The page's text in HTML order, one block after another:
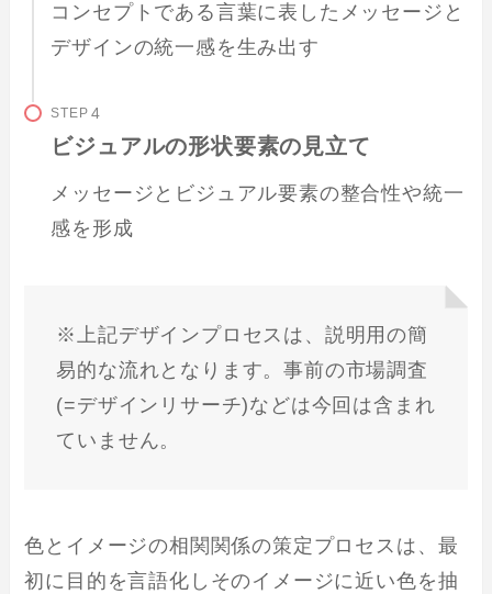
コンセプトである言葉に表したメッセージと
デザインの統一感を生み出す
STEP
ビジュアルの形状要素の見立て
メッセージとビジュアル要素の整合性や統一
感を形成
※上記デザインプロセスは、説明用の簡
易的な流れとなります。事前の市場調査
(=デザインリサーチ)などは今回は含まれ
ていません。
色とイメージの相関関係の策定プロセスは、最
初に目的を言語化しそのイメージに近い色を抽